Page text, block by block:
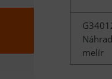
melír